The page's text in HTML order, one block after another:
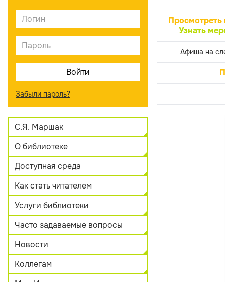
Забыли пароль?
С.Я. Маршак
О библиотеке
Доступная среда
Как стать читателем
Услуги библиотеки
Часто задаваемые вопросы
Новости
Коллегам
Просмотреть
Узнать
Афиша на